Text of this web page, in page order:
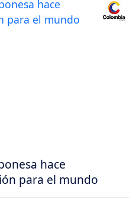
hace
para el mundo